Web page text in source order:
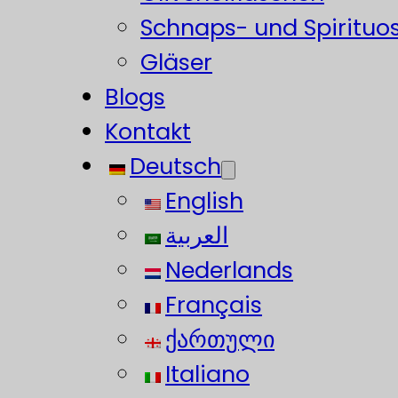
Schnaps- und
Gläser
Blogs
Kontakt
Deutsch
English
العربية
Nederlands
Français
ქართული
Italiano